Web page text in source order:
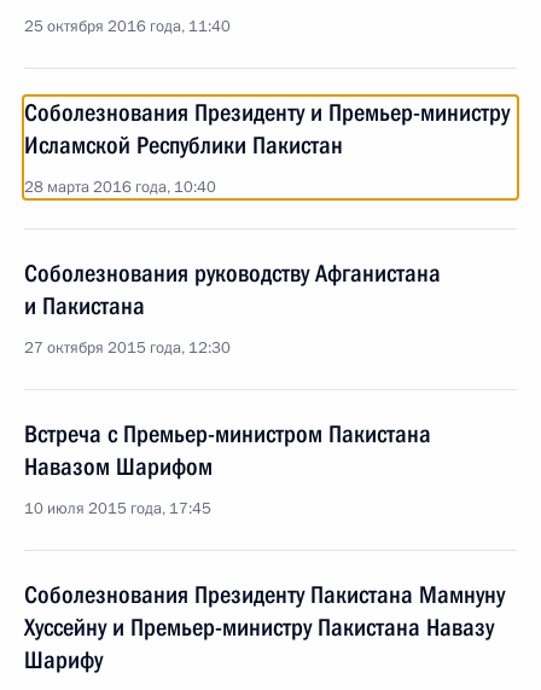
25 октября 2016 года, 11:40
Соболезнования Президенту и Премьер-министру
Исламской Республики Пакистан
28 марта 2016 года, 10:40
Соболезнования руководству Афганистана
и Пакистана
27 октября 2015 года, 12:30
Встреча с Премьер-министром Пакистана
Навазом Шарифом
10 июля 2015 года, 17:45
Соболезнования Президенту Пакистана Мамнуну
Хуссейну и Премьер-министру Пакистана Навазу
Шарифу